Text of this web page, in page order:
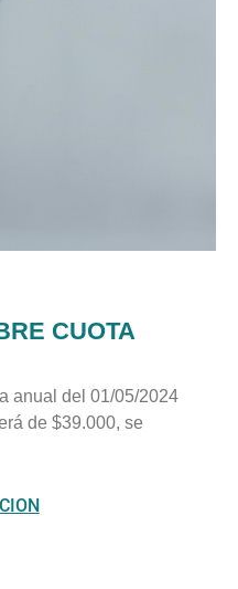
CUOTA
anual del 01/05/2024
de $39.000, se